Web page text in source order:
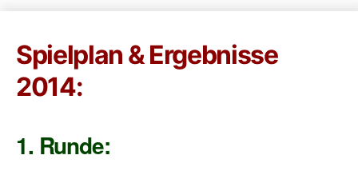
Spielplan & Ergebnisse
2014:
1. Runde: